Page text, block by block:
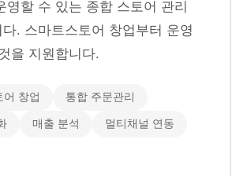
영할 수 있는 종합 스토어 관리
. 스마트스토어 창업부터 운영
을 지원합니다.
어 창업 통합 주문관리
매출 분석 멀티채널 연동